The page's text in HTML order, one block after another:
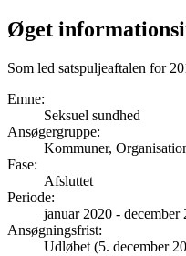
Øget
Som led satspuljeaftalen for
Emne:
Seksuel sundhed
Ansøgergruppe:
Kommuner,
Fase:
Afsluttet
Periode:
januar 2020 - december
Ansøgningsfrist:
Udløbet (5. december